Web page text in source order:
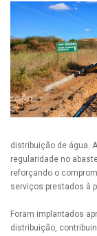
distribuição de água.
regularidade no
reforçando o
serviços prestados à
Foram implantados
distribuição,